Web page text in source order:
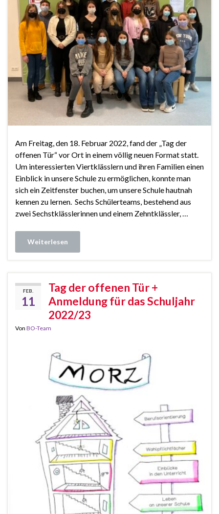
Am Freitag, den 18. Februar 2022, fand der „Tag der
offenen Tür“ vor Ort in einem völlig neuen Format statt.
Um interessierten Viertklässlern und ihren Familien einen
Einblick in unsere Schule zu ermöglichen, konnte man
sich ein Zeitfenster buchen, um unsere Schule hautnah
kennen zu lernen. Sechs Schülerteams, bestehend aus
zwei Sechstklässlerinnen und einem Zehntklässler, …
Weiterlesen
FEB.
11
Tag der offenen Tür +
Anmeldung für das Schuljahr
2022/23
Von BO-Team